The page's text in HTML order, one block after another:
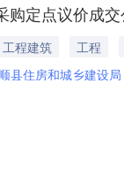
购定点议价成
工程建筑 工程
县住房和城乡建设局